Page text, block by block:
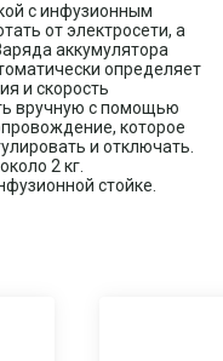
с инфузионным
от электросети, а
аккумулятора
определяет
и скорость
вручную с помощью
которое
и отключать.
2 кг.
стойке.